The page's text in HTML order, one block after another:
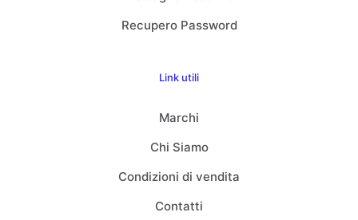
Recupero Password
Link utili
Marchi
Chi Siamo
Condizioni di vendita
Contatti